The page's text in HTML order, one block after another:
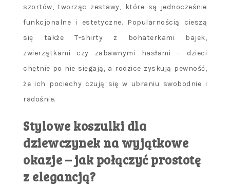
szortów, tworząc zestawy, które są jednocześnie
funkcjonalne i estetyczne. Popularnością cieszą
się także T-shirty z bohaterkami bajek,
zwierzątkami czy zabawnymi hasłami – dzieci
chętnie po nie sięgają, a rodzice zyskują pewność,
że ich pociechy czują się w ubraniu swobodnie i
radośnie.
Stylowe koszulki dla
dziewczynek na wyjątkowe
okazje – jak połączyć prostotę
z elegancją?